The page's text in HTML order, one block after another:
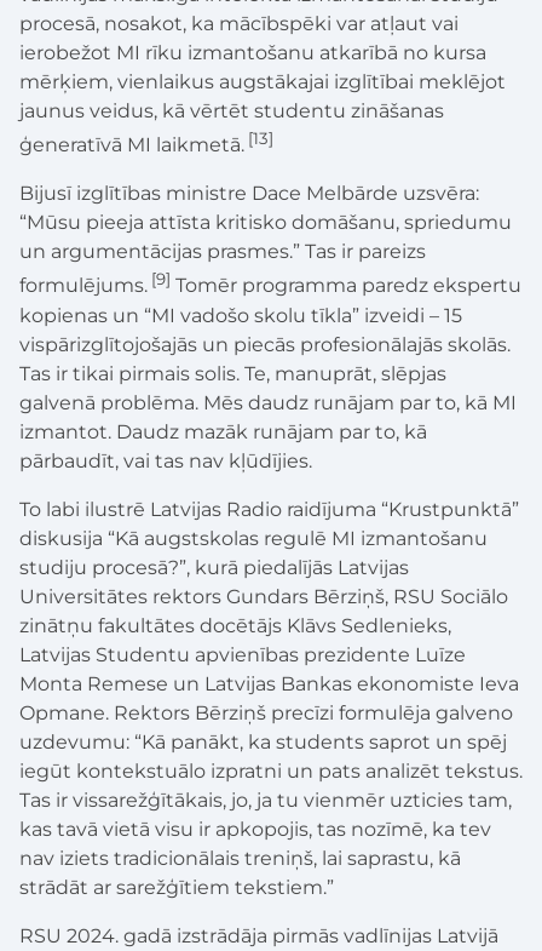
procesā, nosakot, ka mācībspēki var atļaut vai
ierobežot MI rīku izmantošanu atkarībā no kursa
mērķiem, vienlaikus augstākajai izglītībai meklējot
jaunus veidus, kā vērtēt studentu zināšanas
ģeneratīvā MI laikmetā. [13]
Bijusī izglītības ministre Dace Melbārde uzsvēra:
“Mūsu pieeja attīsta kritisko domāšanu, spriedumu
un argumentācijas prasmes.” Tas ir pareizs
formulējums. [9] Tomēr programma paredz ekspertu
kopienas un “MI vadošo skolu tīkla” izveidi – 15
vispārizglītojošajās un piecās profesionālajās skolās.
Tas ir tikai pirmais solis. Te, manuprāt, slēpjas
galvenā problēma. Mēs daudz runājam par to, kā MI
izmantot. Daudz mazāk runājam par to, kā
pārbaudīt, vai tas nav kļūdījies.
To labi ilustrē Latvijas Radio raidījuma “Krustpunktā”
diskusija “Kā augstskolas regulē MI izmantošanu
studiju procesā?”, kurā piedalījās Latvijas
Universitātes rektors Gundars Bērziņš, RSU Sociālo
zinātņu fakultātes docētājs Klāvs Sedlenieks,
Latvijas Studentu apvienības prezidente Luīze
Monta Remese un Latvijas Bankas ekonomiste Ieva
Opmane. Rektors Bērziņš precīzi formulēja galveno
uzdevumu: “Kā panākt, ka students saprot un spēj
iegūt kontekstuālo izpratni un pats analizēt tekstus.
Tas ir vissarežģītākais, jo, ja tu vienmēr uzticies tam,
kas tavā vietā visu ir apkopojis, tas nozīmē, ka tev
nav iziets tradicionālais treniņš, lai saprastu, kā
strādāt ar sarežģītiem tekstiem.”
RSU 2024. gadā izstrādāja pirmās vadlīnijas Latvijā